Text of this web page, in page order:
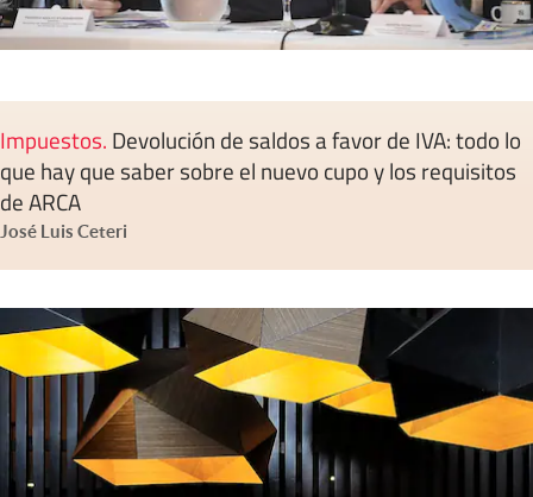
Impuestos. Devolución de saldos a favor de IVA: todo lo
que hay que saber sobre el nuevo cupo y los requisitos
de ARCA
José Luis Ceteri